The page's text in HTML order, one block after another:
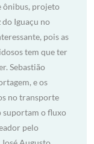
ônibus, projeto
do Iguaçu no
pois as
tem que ter
Sebastião
e os
no transporte
suportam o fluxo
pelo